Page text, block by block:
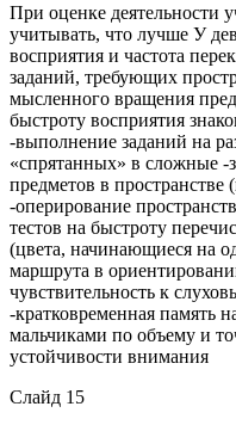
При оценке деятельности
учитывать, что лучше У
восприятия и частота
заданий, требующих
мысленного вращения
быстроту восприятия
-выполнение заданий на
«спрятанных» в сложные -
предметов в
-оперирование
тестов на быстроту
(цвета, начинающиеся на
маршрута в
чувствительность к
-кратковременная память
мальчиками по объему и
устойчивости внимания
Слайд 15